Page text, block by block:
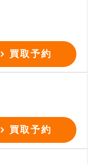
買取予約
買取予約